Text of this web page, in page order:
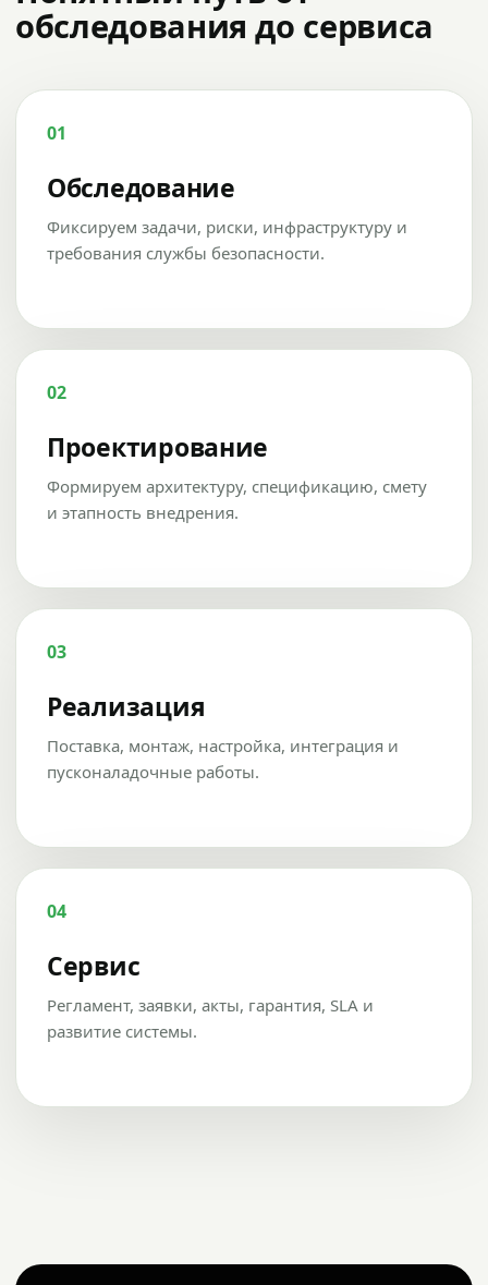
обследования до сервиса
01
Обследование
Фиксируем задачи, риски, инфраструктуру и
требования службы безопасности.
02
Проектирование
Формируем архитектуру, спецификацию, смету
и этапность внедрения.
03
Реализация
Поставка, монтаж, настройка, интеграция и
пусконаладочные работы.
04
Сервис
Регламент, заявки, акты, гарантия, SLA и
развитие системы.